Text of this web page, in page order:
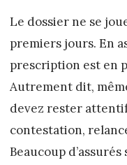
Le dossier ne se
premiers jours. En
prescription est en
Autrement dit,
devez rester
contestation,
Beaucoup